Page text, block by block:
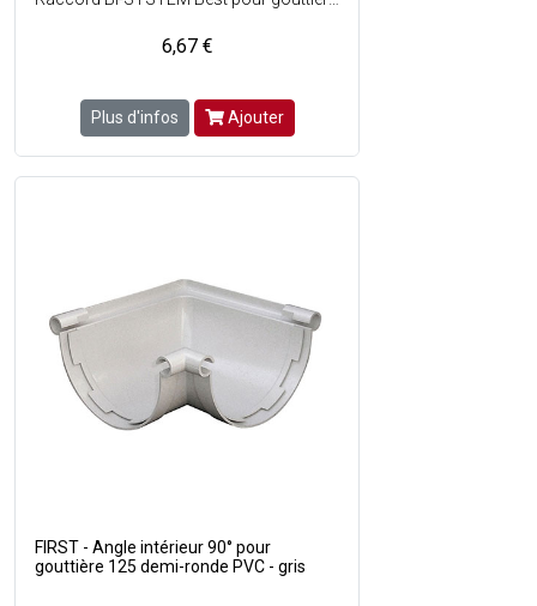
6,67 €
Plus d'infos Ajouter
FIRST - Angle intérieur 90° pour
gouttière 125 demi-ronde PVC - gris